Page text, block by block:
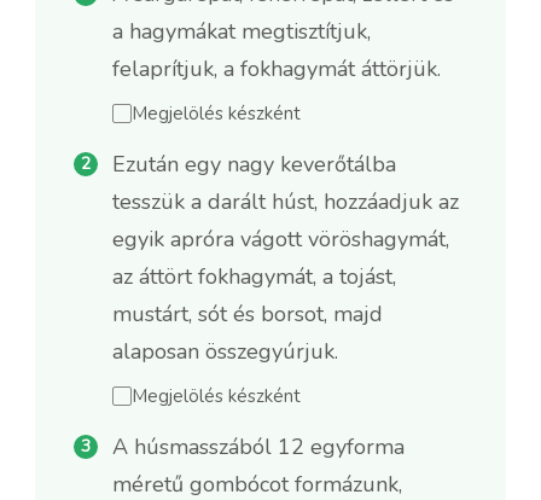
a hagymákat megtisztítjuk,
felaprítjuk, a fokhagymát áttörjük.
Megjelölés készként
Ezután egy nagy keverőtálba
tesszük a darált húst, hozzáadjuk az
egyik apróra vágott vöröshagymát,
az áttört fokhagymát, a tojást,
mustárt, sót és borsot, majd
alaposan összegyúrjuk.
Megjelölés készként
A húsmasszából 12 egyforma
méretű gombócot formázunk,